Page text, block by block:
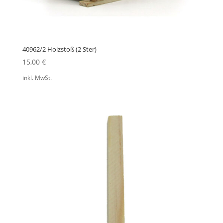
40962/2 Holzstoß (2 Ster)
15,00 €
inkl. MwSt.